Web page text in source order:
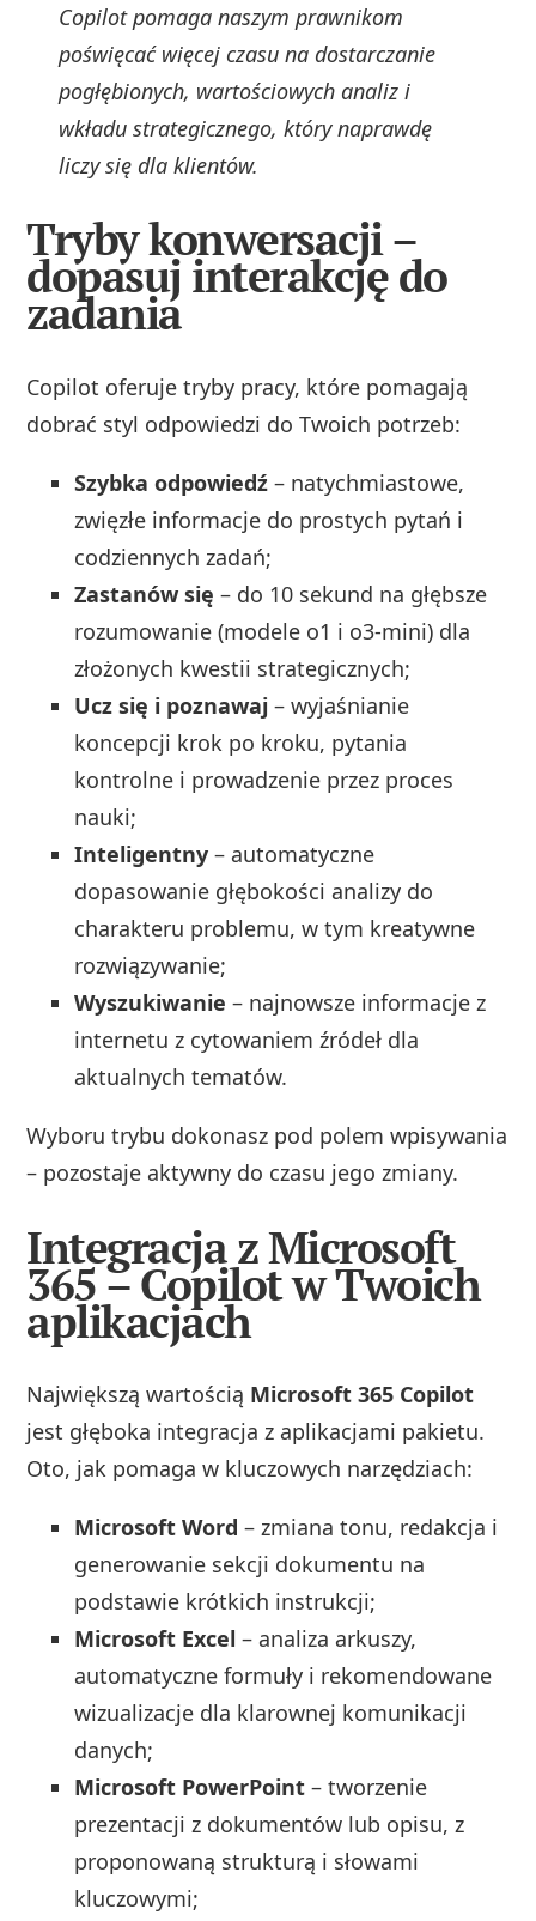
Copilot pomaga naszym prawnikom
poświęcać więcej czasu na dostarczanie
pogłębionych, wartościowych analiz i
wkładu strategicznego, który naprawdę
liczy się dla klientów.
Tryby konwersacji –
dopasuj interakcję do
zadania
Copilot oferuje tryby pracy, które pomagają
dobrać styl odpowiedzi do Twoich potrzeb:
Szybka odpowiedź – natychmiastowe,
zwięzłe informacje do prostych pytań i
codziennych zadań;
Zastanów się – do 10 sekund na głębsze
rozumowanie (modele o1 i o3‑mini) dla
złożonych kwestii strategicznych;
Ucz się i poznawaj – wyjaśnianie
koncepcji krok po kroku, pytania
kontrolne i prowadzenie przez proces
nauki;
Inteligentny – automatyczne
dopasowanie głębokości analizy do
charakteru problemu, w tym kreatywne
rozwiązywanie;
Wyszukiwanie – najnowsze informacje z
internetu z cytowaniem źródeł dla
aktualnych tematów.
Wyboru trybu dokonasz pod polem wpisywania
– pozostaje aktywny do czasu jego zmiany.
Integracja z Microsoft
365 – Copilot w Twoich
aplikacjach
Największą wartością Microsoft 365 Copilot
jest głęboka integracja z aplikacjami pakietu.
Oto, jak pomaga w kluczowych narzędziach:
Microsoft Word – zmiana tonu, redakcja i
generowanie sekcji dokumentu na
podstawie krótkich instrukcji;
Microsoft Excel – analiza arkuszy,
automatyczne formuły i rekomendowane
wizualizacje dla klarownej komunikacji
danych;
Microsoft PowerPoint – tworzenie
prezentacji z dokumentów lub opisu, z
proponowaną strukturą i słowami
kluczowymi;